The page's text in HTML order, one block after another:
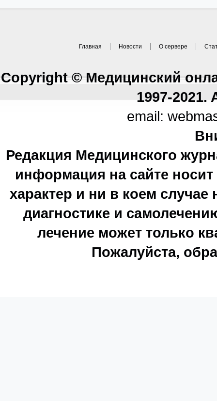
Главная Новости О сервере
Copyright © Медицинский
1997-2021.
email:
Редакция Медицинского
информация на сайте
характер и ни в коем
диагностике и
лечение может только
Пожалуйста,